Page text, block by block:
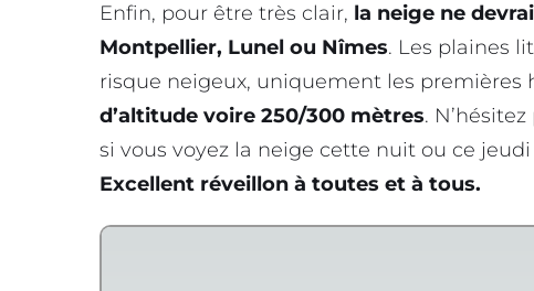
Enfin, pour être très clair, la neige ne
Montpellier, Lunel ou Nîmes. Les plaines
risque neigeux, uniquement les premières
d’altitude voire 250/300 mètres.
si vous voyez la neige cette nuit ou ce
Excellent réveillon à toutes et à tous.